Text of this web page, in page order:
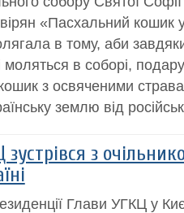
«Пасхальний кошик
в тому, аби
моляться в соборі,
з освяченими
землю від
з
Глави УГКЦ у